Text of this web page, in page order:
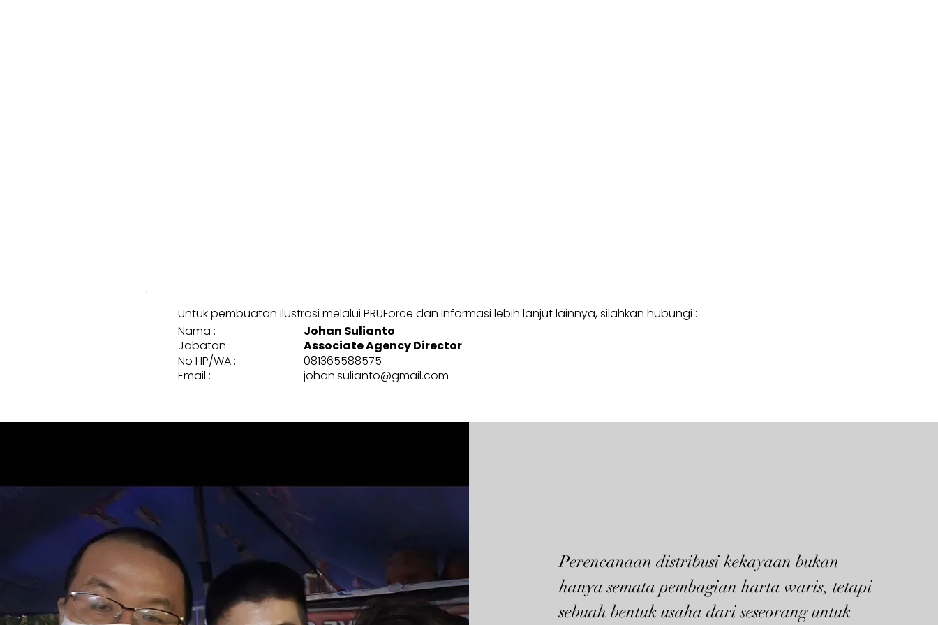
Untuk pembuatan ilustrasi melalui PRUForce dan informasi lebih lanjut lainnya, silahkan hubungi :
Nama :
Johan Sulianto
Jabatan :
Associate Agency Director
No HP/WA :
081365588575
Email :
johan.sulianto@gmail.com
Perencanaan distribusi kekayaan bukan
hanya semata pembagian harta waris, tetapi
sebuah bentuk usaha dari seseorang untuk